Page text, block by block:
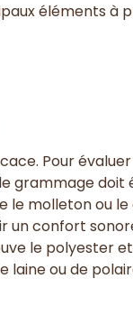
éléments à
Pour
grammage doit
molleton ou
un confort
le polyester
laine ou de